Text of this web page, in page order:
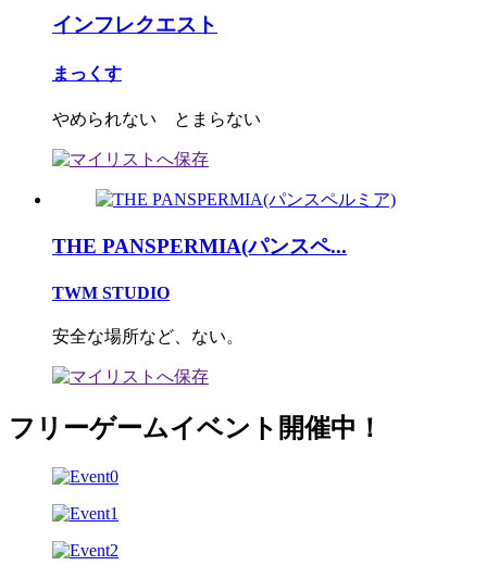
インフレクエスト
まっくす
やめられない とまらない
THE PANSPERMIA(パンスペ...
TWM STUDIO
安全な場所など、ない。
フリーゲームイベント開催中！